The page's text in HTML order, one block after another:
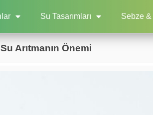
Su Tasarımları Sebze
Arıtmanın Önemi